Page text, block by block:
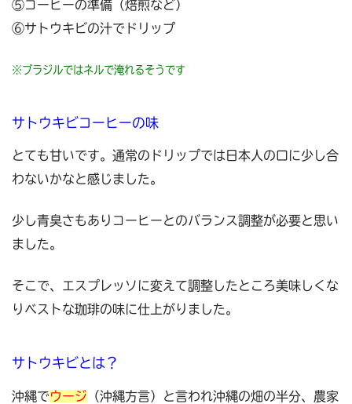
⑤コーヒーの準備（焙煎など）
⑥サトウキビの汁でドリップ
※ブラジルではネルで淹れるそうです
サトウキビコーヒーの味
とても甘いです。通常のドリップでは日本人の口に少し合
わないかなと感じました。
少し青臭さもありコーヒーとのバランス調整が必要と思い
ました。
そこで、エスプレッソに変えて調整したところ美味しくな
りベストな珈琲の味に仕上がりました。
サトウキビとは？
沖縄でウージ （沖縄方言）と言われ沖縄の畑の半分、農家